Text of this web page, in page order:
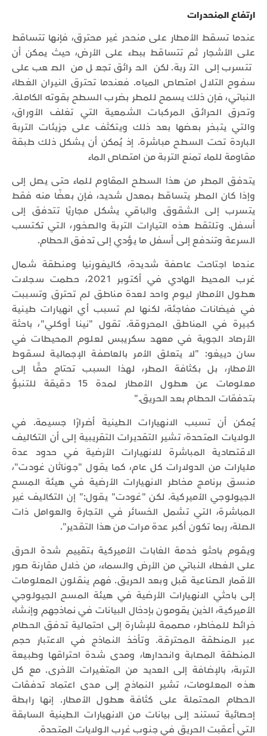
ارتفاع المنحدرات
عندما تسقط الأمطار على منحدر غير محترق، فإنها تتساقط
على الأشجار ثم تتساقط ببطء على الأرض، حيث يمكن أن
تتسرب إلى التربة. لكن الحرائق تجعل من الصعب على
سفوح التلال امتصاص المياه. فعندما تحترق النيران الغطاء
النباتي، فإن ذلك يسمح للمطر بضرب السطح بقوته الكاملة.
وتحرق الحرائق المركبات الشمعية التي تغلف الأوراق،
والتي يتبخر بعضها بعد ذلك ويتكثف على جزيئات التربة
الباردة تحت السطح مباشرة. إذ يُمكن أن يشكل ذلك طبقة
مقاومة للماء تمنع التربة من امتصاص الماء
يتدفق المطر من هذا السطح المقاوم للماء حتى يصل إلى
وإذا كان المطر يتساقط بمعدل شديد، فإن بعضًا منه فقط
يتسرب إلى الشقوق والباقي يشكل مجاريًا تتدفق إلى
أسفل. وتلتقط هذه التيارات التربة والصخور، التي تكتسب
السرعة وتندفع إلى أسفل ما يؤدي إلى تدفق الحطام.
عندما اجتاحت عاصفة شديدة، كاليفورنيا ومنطقة شمال
غرب المحيط الهادي في أكتوبر 2021، حطمت سجلات
هطول الأمطار ليوم واحد لعدة مناطق لم تحترق وتسببت
في فيضانات مفاجئة، لكنها لم تسبب أي انهيارات طينية
كبيرة في المناطق المحروقة. تقول "نينا أوكلي"، باحثة
الأرصاد الجوية في معهد سكريبس لعلوم المحيطات في
سان دييغو: "لا يتعلق الأمر بالعاصفة الإجمالية لسقوط
الأمطار، بل بكثافة المطر، لهذا السبب تحتاج حقًا إلى
معلومات عن هطول الأمطار لمدة 15 دقيقة للتنبؤ
بتدفقات الحطام بعد الحريق."
يُمكن أن تسبب الانهيارات الطينية أضرارًا جسيمة. في
الولايات المتحدة، تشير التقديرات التقريبية إلى أن التكاليف
الاقتصادية المباشرة للانهيارات الأرضية في حدود عدة
مليارات من الدولارات كل عام، كما يقول "جوناثان غودت"،
منسق برنامج مخاطر الانهيارات الأرضية في هيئة المسح
الجيولوجي الأميركية. لكن "غودت" يقول:" إن التكاليف غير
المباشرة، التي تشمل الخسائر في التجارة والعوامل ذات
الصلة، ربما تكون أكبر عدة مرات من هذا التقدير".
ويقوم باحثو خدمة الغابات الأميركية بتقييم شدة الحرق
على الغطاء النباتي من الأرض والسماء، من خلال مقارنة صور
الأقمار الصناعية قبل وبعد الحريق. فهم ينقلون المعلومات
إلى باحثي الانهيارات الأرضية في هيئة المسح الجيولوجي
الأميركية، الذين يقومون بإدخال البيانات في نماذجهم وإنشاء
خرائط للمخاطر، مصممة للإشارة إلى احتمالية تدفق الحطام
عبر المنطقة المحترقة. وتأخذ النماذج في الاعتبار حجم
المنطقة المصابة وانحدارها، ومدى شدة احتراقها وطبيعة
التربة، بالإضافة إلى العديد من المتغيرات الأخرى. مع كل
هذه المعلومات، تشير النماذج إلى مدى اعتماد تدفقات
الحطام المحتملة على كثافة هطول الأمطار. إنها رابطة
إحصائية تستند إلى بيانات من الانهيارات الطينية السابقة
التي أعقبت الحريق في جنوب غرب الولايات المتحدة.